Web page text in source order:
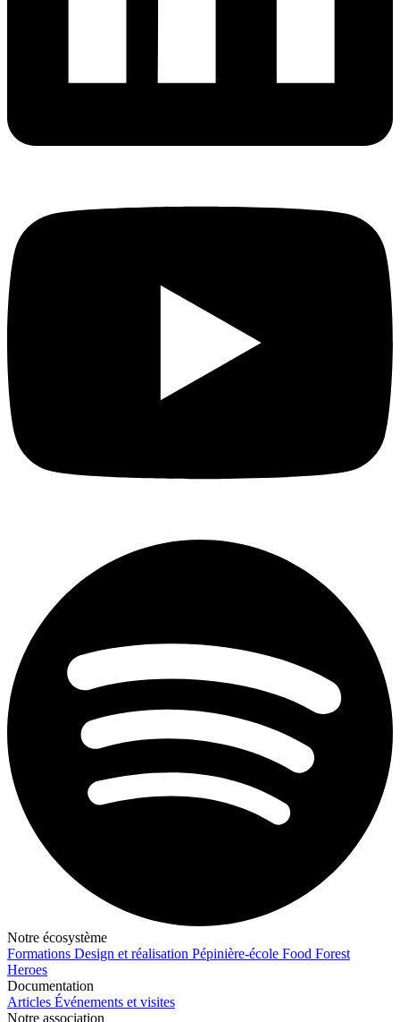
Notre écosystème
Formations Design et réalisation Pépinière-école Food Forest
Heroes
Documentation
Articles Événements et visites
Notre association